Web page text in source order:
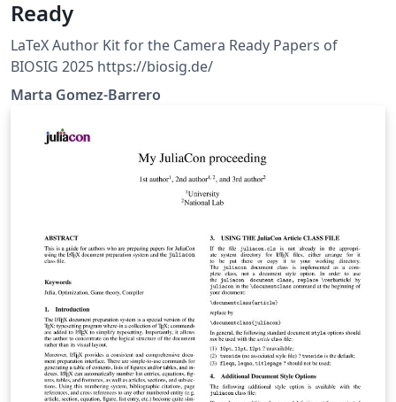
Ready
LaTeX Author Kit for the Camera Ready Papers of
BIOSIG 2025 https://biosig.de/
Marta Gomez-Barrero